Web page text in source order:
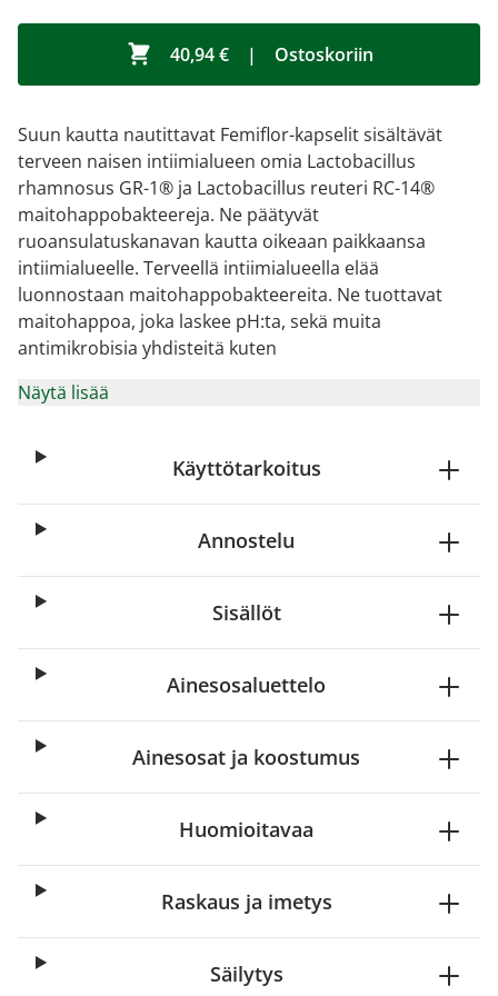
40,94 € | Ostoskoriin
Suun kautta nautittavat Femiflor-kapselit sisältävät
terveen naisen intiimialueen omia Lactobacillus
rhamnosus GR-1® ja Lactobacillus reuteri RC-14®
maitohappobakteereja. Ne päätyvät
ruoansulatuskanavan kautta oikeaan paikkaansa
intiimialueelle. Terveellä intiimialueella elää
luonnostaan maitohappobakteereita. Ne tuottavat
maitohappoa, joka laskee pH:ta, sekä muita
antimikrobisia yhdisteitä kuten
Näytä lisää
Käyttötarkoitus
Annostelu
Sisällöt
Ainesosaluettelo
Ainesosat ja koostumus
Huomioitavaa
Raskaus ja imetys
Säilytys